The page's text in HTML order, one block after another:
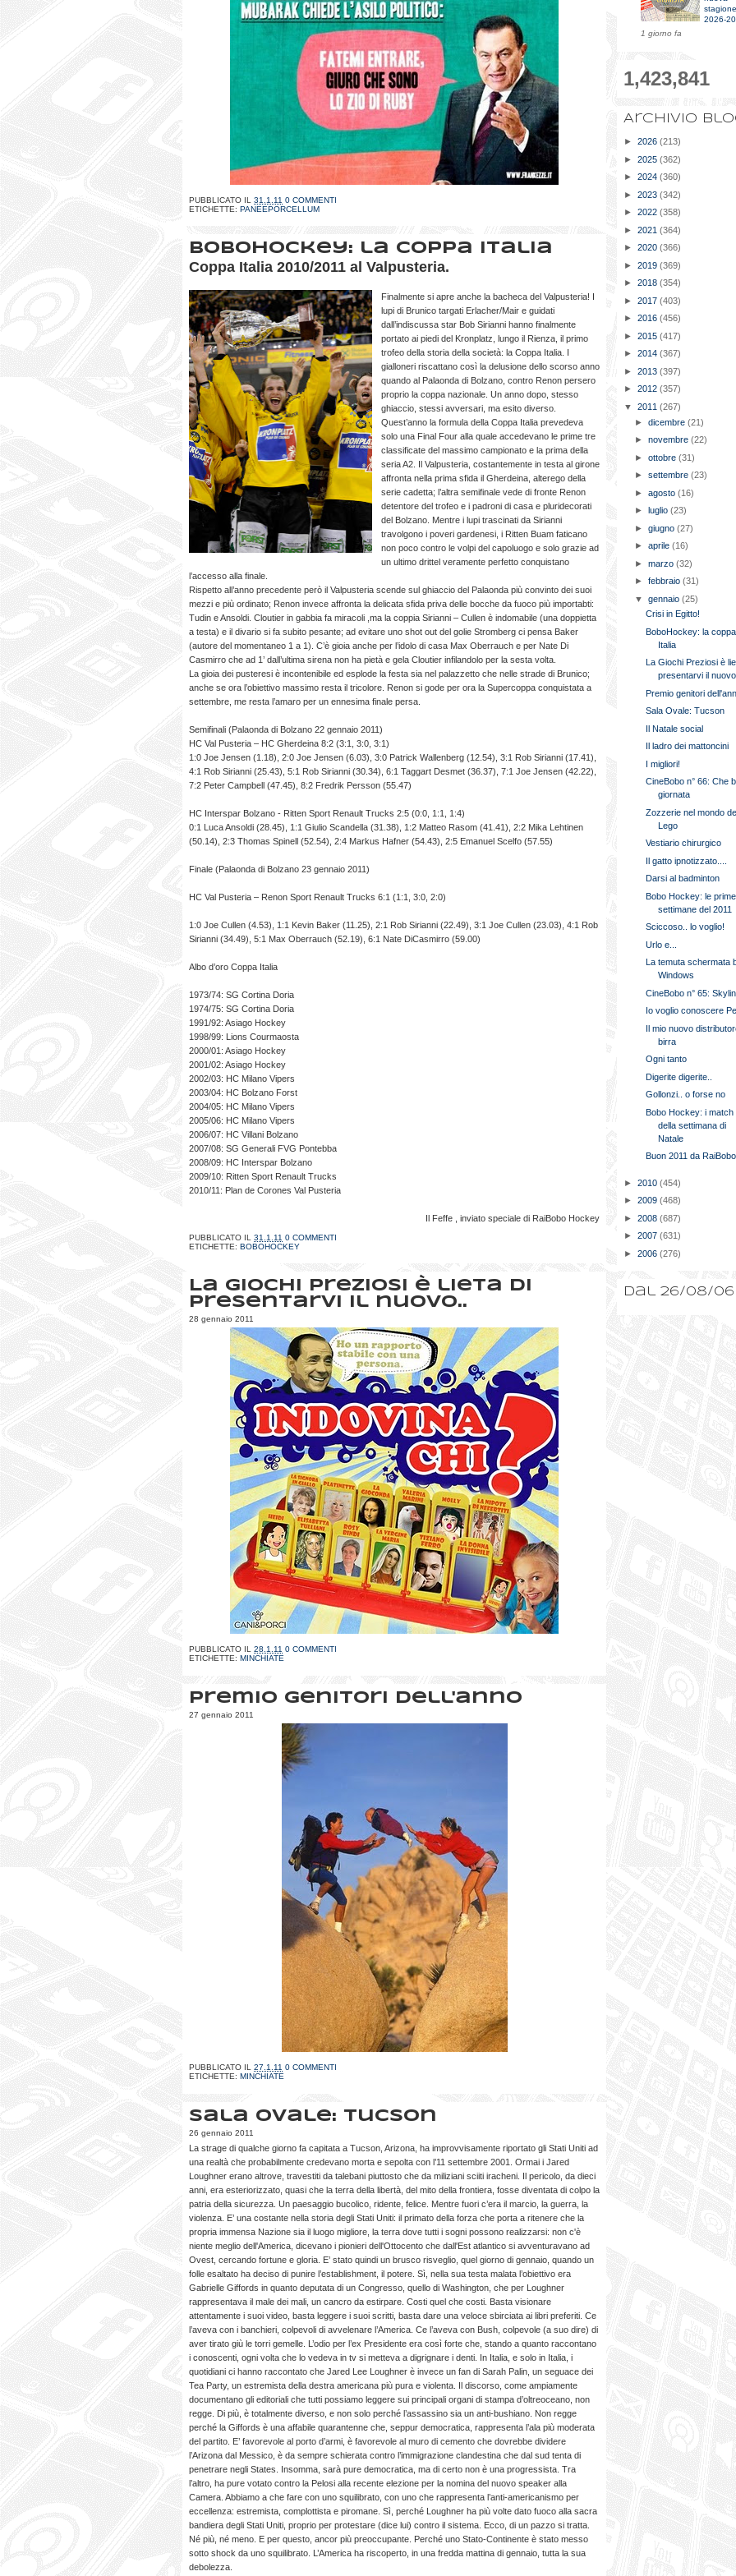
PUBBLICATO IL 31.1.11 0 COMMENTI
ETICHETTE: PANEEPORCELLUM
BoboHockey: la coppa Italia
Coppa Italia 2010/2011 al Valpusteria.
Finalmente si apre anche la bacheca del Valpusteria! I
lupi di Brunico targati Erlacher/Mair e guidati
dall’indiscussa star Bob Sirianni hanno finalmente
portato ai piedi del Kronplatz, lungo il Rienza, il primo
trofeo della storia della società: la Coppa Italia. I
gialloneri riscattano così la delusione dello scorso anno
quando al Palaonda di Bolzano, contro Renon persero
proprio la coppa nazionale. Un anno dopo, stesso
ghiaccio, stessi avversari, ma esito diverso.
Quest’anno la formula della Coppa Italia prevedeva
solo una Final Four alla quale accedevano le prime tre
classificate del massimo campionato e la prima della
seria A2. Il Valpusteria, costantemente in testa al girone
affronta nella prima sfida il Gherdeina, alterego della
serie cadetta; l’altra semifinale vede di fronte Renon
detentore del trofeo e i padroni di casa e pluridecorati
del Bolzano. Mentre i lupi trascinati da Sirianni
travolgono i poveri gardenesi, i Ritten Buam faticano
non poco contro le volpi del capoluogo e solo grazie ad
un ultimo drittel veramente perfetto conquistano
l’accesso alla finale.
Rispetto all’anno precedente però il Valpusteria scende sul ghiaccio del Palaonda più convinto dei suoi
mezzi e più ordinato; Renon invece affronta la delicata sfida priva delle bocche da fuoco più importabti:
Tudin e Ansoldi. Cloutier in gabbia fa miracoli ,ma la coppia Sirianni – Cullen è indomabile (una doppietta
a testa) e il divario si fa subito pesante; ad evitare uno shot out del golie Stromberg ci pensa Baker
(autore del momentaneo 1 a 1). C’è gioia anche per l’idolo di casa Max Oberrauch e per Nate Di
Casmirro che ad 1’ dall’ultima sirena non ha pietà e gela Cloutier infilandolo per la sesta volta.
La gioia dei pusteresi è incontenibile ed esplode la festa sia nel palazzetto che nelle strade di Brunico;
anche se ora l’obiettivo massimo resta il tricolore. Renon si gode per ora la Supercoppa conquistata a
settembre, me resta l’amaro per un ennesima finale persa.
Semifinali (Palaonda di Bolzano 22 gennaio 2011)
HC Val Pusteria – HC Gherdeina 8:2 (3:1, 3:0, 3:1)
1:0 Joe Jensen (1.18), 2:0 Joe Jensen (6.03), 3:0 Patrick Wallenberg (12.54), 3:1 Rob Sirianni (17.41),
4:1 Rob Sirianni (25.43), 5:1 Rob Sirianni (30.34), 6:1 Taggart Desmet (36.37), 7:1 Joe Jensen (42.22),
7:2 Peter Campbell (47.45), 8:2 Fredrik Persson (55.47)
HC Interspar Bolzano - Ritten Sport Renault Trucks 2:5 (0:0, 1:1, 1:4)
0:1 Luca Ansoldi (28.45), 1:1 Giulio Scandella (31.38), 1:2 Matteo Rasom (41.41), 2:2 Mika Lehtinen
(50.14), 2:3 Thomas Spinell (52.54), 2:4 Markus Hafner (54.43), 2:5 Emanuel Scelfo (57.55)
Finale (Palaonda di Bolzano 23 gennaio 2011)
HC Val Pusteria – Renon Sport Renault Trucks 6:1 (1:1, 3:0, 2:0)
1:0 Joe Cullen (4.53), 1:1 Kevin Baker (11.25), 2:1 Rob Sirianni (22.49), 3:1 Joe Cullen (23.03), 4:1 Rob
Sirianni (34.49), 5:1 Max Oberrauch (52.19), 6:1 Nate DiCasmirro (59.00)
Albo d’oro Coppa Italia
1973/74: SG Cortina Doria
1974/75: SG Cortina Doria
1991/92: Asiago Hockey
1998/99: Lions Courmaosta
2000/01: Asiago Hockey
2001/02: Asiago Hockey
2002/03: HC Milano Vipers
2003/04: HC Bolzano Forst
2004/05: HC Milano Vipers
2005/06: HC Milano Vipers
2006/07: HC Villani Bolzano
2007/08: SG Generali FVG Pontebba
2008/09: HC Interspar Bolzano
2009/10: Ritten Sport Renault Trucks
2010/11: Plan de Corones Val Pusteria
Il Feffe , inviato speciale di RaiBobo Hockey
PUBBLICATO IL 31.1.11 0 COMMENTI
ETICHETTE: BOBOHOCKEY
La Giochi Preziosi è lieta di
presentarvi il nuovo..
28 gennaio 2011
PUBBLICATO IL 28.1.11 0 COMMENTI
ETICHETTE: MINCHIATE
Premio genitori dell'anno
27 gennaio 2011
PUBBLICATO IL 27.1.11 0 COMMENTI
ETICHETTE: MINCHIATE
Sala Ovale: Tucson
26 gennaio 2011
La strage di qualche giorno fa capitata a Tucson, Arizona, ha improvvisamente riportato gli Stati Uniti ad
una realtà che probabilmente credevano morta e sepolta con l’11 settembre 2001. Ormai i Jared
Loughner erano altrove, travestiti da talebani piuttosto che da miliziani sciiti iracheni. Il pericolo, da dieci
anni, era esteriorizzato, quasi che la terra della libertà, del mito della frontiera, fosse diventata di colpo la
patria della sicurezza. Un paesaggio bucolico, ridente, felice. Mentre fuori c’era il marcio, la guerra, la
violenza. E’ una costante nella storia degli Stati Uniti: il primato della forza che porta a ritenere che la
propria immensa Nazione sia il luogo migliore, la terra dove tutti i sogni possono realizzarsi: non c'è
niente meglio dell'America, dicevano i pionieri dell'Ottocento che dall'Est atlantico si avventuravano ad
Ovest, cercando fortune e gloria. E’ stato quindi un brusco risveglio, quel giorno di gennaio, quando un
folle esaltato ha deciso di punire l’establishment, il potere. Sì, nella sua testa malata l’obiettivo era
Gabrielle Giffords in quanto deputata di un Congresso, quello di Washington, che per Loughner
rappresentava il male dei mali, un cancro da estirpare. Costi quel che costi. Basta visionare
attentamente i suoi video, basta leggere i suoi scritti, basta dare una veloce sbirciata ai libri preferiti. Ce
l’aveva con i banchieri, colpevoli di avvelenare l’America. Ce l’aveva con Bush, colpevole (a suo dire) di
aver tirato giù le torri gemelle. L’odio per l’ex Presidente era così forte che, stando a quanto raccontano
i conoscenti, ogni volta che lo vedeva in tv si metteva a digrignare i denti. In Italia, e solo in Italia, i
quotidiani ci hanno raccontato che Jared Lee Loughner è invece un fan di Sarah Palin, un seguace dei
Tea Party, un estremista della destra americana più pura e violenta. Il discorso, come ampiamente
documentano gli editoriali che tutti possiamo leggere sui principali organi di stampa d’oltreoceano, non
regge. Di più, è totalmente diverso, e non solo perché l’assassino sia un anti-bushiano. Non regge
perché la Giffords è una affabile quarantenne che, seppur democratica, rappresenta l’ala più moderata
del partito. E’ favorevole al porto d’armi, è favorevole al muro di cemento che dovrebbe dividere
l’Arizona dal Messico, è da sempre schierata contro l’immigrazione clandestina che dal sud tenta di
penetrare negli States. Insomma, sarà pure democratica, ma di certo non è una progressista. Tra
l’altro, ha pure votato contro la Pelosi alla recente elezione per la nomina del nuovo speaker alla
Camera. Abbiamo a che fare con uno squilibrato, con uno che rappresenta l’anti-americanismo per
eccellenza: estremista, complottista e piromane. Sì, perché Loughner ha più volte dato fuoco alla sacra
bandiera degli Stati Uniti, proprio per protestare (dice lui) contro il sistema. Ecco, di un pazzo si tratta.
Né più, né meno. E per questo, ancor più preoccupante. Perché uno Stato-Continente è stato messo
sotto shock da uno squilibrato. L’America ha riscoperto, in una fredda mattina di gennaio, tutta la sua
debolezza.
stagione
2026-
1 giorno fa
1,423,841
Archivio
► 2026 (213)
► 2025 (362)
► 2024 (360)
► 2023 (342)
► 2022 (358)
► 2021 (364)
► 2020 (366)
► 2019 (369)
► 2018 (354)
► 2017 (403)
► 2016 (456)
► 2015 (417)
► 2014 (367)
► 2013 (397)
► 2012 (357)
▼ 2011 (267)
►dicembre(21)
►novembre(22)
►ottobre(31)
►settembre(23)
►agosto(16)
►luglio(23)
►giugno(27)
►aprile(16)
►marzo(32)
►febbraio(31)
▼gennaio(25)
Crisi in Egitto!
BoboHockey: la coppa
Italia
La Giochi Preziosi è
presentarvi il
Premio genitori
Sala Ovale: Tucson
Il Natale social
Il ladro dei mattoncini
I migliori!
CineBobo n° 66: Che
giornata
Zozzerie nel mondo
Lego
Vestiario chirurgico
Il gatto ipnotizzato....
Darsi al badminton
Bobo Hockey: le prime
settimane del 2011
Sciccoso.. lo voglio!
Urlo e...
La temuta schermata
Windows
CineBobo n° 65:
Io voglio conoscere
Il mio nuovo
birra
Ogni tanto
Digerite digerite..
Gollonzi.. o forse no
Bobo Hockey: i match
della settimana di
Natale
Buon 2011 da
► 2010 (454)
► 2009 (468)
► 2008 (687)
► 2007 (631)
► 2006 (276)
Dal 26/08/06